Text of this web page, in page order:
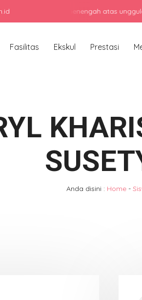
sekolah menengah atas unggulan
Fasilitas Ekskul Prestasi
Anda disini : Home -